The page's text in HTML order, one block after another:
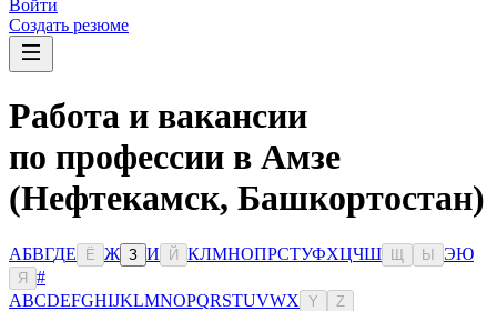
Войти
Создать резюме
Работа и вакансии
по профессии в Амзе
(Нефтекамск, Башкортостан)
АБВГДЕ Ё Ж З И Й КЛМНОПРСТУФХЦЧШ Ы ЭЮ
Я
#
ABCDEFGHIJKLMNOPQRSTUVWX Y Z